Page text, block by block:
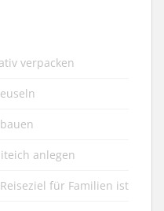
verpacken
anlegen
für Familien ist